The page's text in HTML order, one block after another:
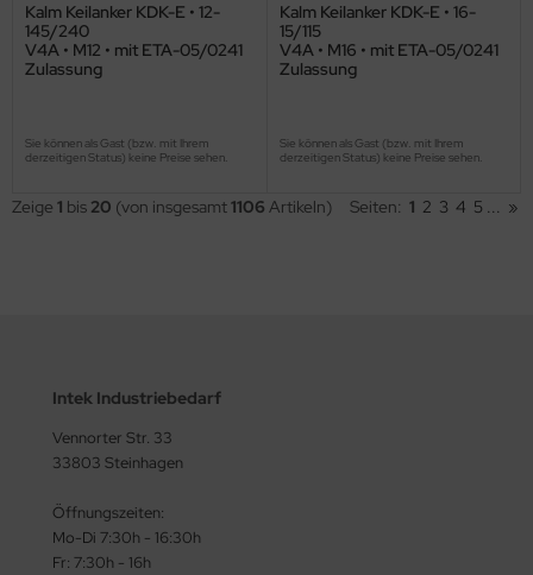
Kalm Keilanker KDK-E • 12-
145/240
V4A • M12 • mit ETA-05/0241
Zulassung
Sie können als Gast (bzw. mit Ihrem
derzeitigen Status) keine Preise sehen.
Kalm Keilanker KDK-E • 16-
15/115
V4A • M16 • mit ETA-05/0241
Zulassung
Sie können als Gast (bzw. mit Ihrem
derzeitigen Status) keine Preise sehen.
Zeige 1 bis 20 (von insgesamt1106 Artikeln) Seiten: 1 2 3 4 5 ... »
Intek Industriebedarf
Vennorter Str. 33
33803 Steinhagen
Öffnungszeiten:
Mo-Di 7:30h - 16:30h
Fr: 7:30h - 16h